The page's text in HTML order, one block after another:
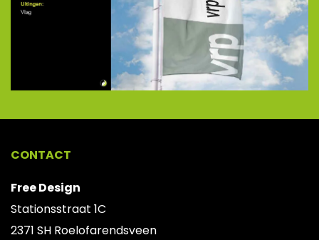
CONTACT
Free Design
Stationsstraat 1C
2371 SH Roelofarendsveen